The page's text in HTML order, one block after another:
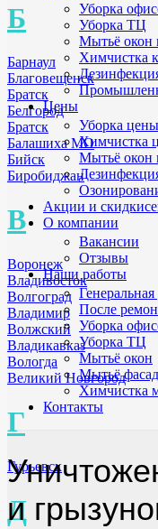
Б
Барнаул
Благовещенск
Братск
Белгород
Братск
Балашиха МО
Бийск
Биробиджан
В
Воронеж
Владивосток
Волгоград
Владимир
Волжский
Владикавказ
Вологда
Великий Новгород
Г
Гурьевск
Д
Уборка
Уборка ТЦ
Мытьё окон
Химчистка
Цены
Уборка цены
Химчистка
Мытьё окон
Акции и скидки
О компании
Вакансии
Отзывы
Наши работы
Генеральная
После
Уборка
Уборка ТЦ
Мытьё окон
Мытьё
Химчистка
Контакты
и